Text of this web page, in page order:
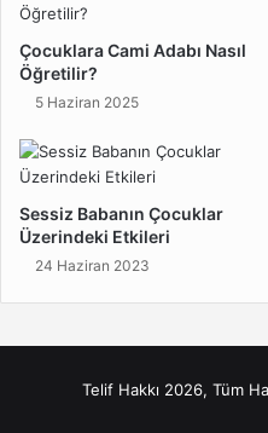
Çocuklara Cami Adabı Nasıl
Öğretilir?
5 Haziran 2025
Sessiz Babanın Çocuklar
Üzerindeki Etkileri
24 Haziran 2023
Telif Hakkı 2026, Tüm